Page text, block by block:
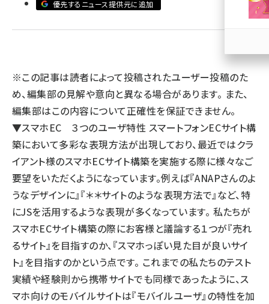
llmo (1161)
優先するニュース提供元に追加
※この記事は読者によって投稿されたユーザー投稿のた
め、編集部の見解や意向と異なる場合があります。 また、
編集部はこの内容について正確性を保証できません。
▼スマホEC ３つのユーザ特性 スマートフォンECサイト構
築において多彩な表現方法が出現しており、最近ではクラ
イアント様のスマホECサイト構築を実施する際に様々なご
要望をいただくようになっています。例えば『ANAPさんのよ
うなデザインに』『＊＊サイトのような表現方法で』など、特
にJSを活用するような表現が多くなっています。 私たちが
スマホECサイト構築の際にお客様と議論する１つが『売れ
るサイト』を目指すのか、『スマホっぽい見た目が良いサイ
ト』を目指すのかという点です。 これまでの私たちのテスト
実績や経験則から携帯サイトでも同様であったように、ス
マホ向けのモバイルサイトは『モバイルユーザ』の特性を加